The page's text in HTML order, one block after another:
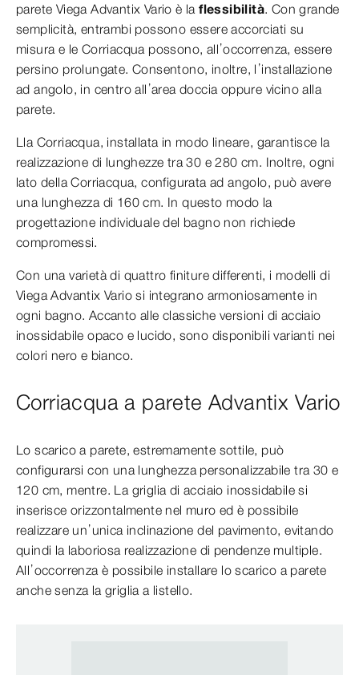
parete Viega Advantix Vario è laflessibilità. Con grande
semplicità, entrambi possono essere accorciati su
misura e le Corriacqua possono, all’occorrenza, essere
persino prolungate. Consentono, inoltre, l’installazione
ad angolo, in centro all’area doccia oppure vicino alla
parete.
Lla Corriacqua, installata in modo lineare, garantisce la
realizzazione di lunghezze tra 30 e 280 cm. Inoltre, ogni
lato della Corriacqua, configurata ad angolo, può avere
una lunghezza di 160 cm. In questo modo la
progettazione individuale del bagno non richiede
compromessi.
Con una varietà di quattro finiture differenti, i modelli di
Viega Advantix Vario si integrano armoniosamente in
ogni bagno. Accanto alle classiche versioni di acciaio
inossidabile opaco e lucido, sono disponibili varianti nei
colori nero e bianco.
Corriacqua a parete Advantix Vario
Lo scarico a parete, estremamente sottile, può
configurarsi con una lunghezza personalizzabile tra 30 e
120 cm, mentre. La griglia di acciaio inossidabile si
inserisce orizzontalmente nel muro ed è possibile
realizzare un’unica inclinazione del pavimento, evitando
quindi la laboriosa realizzazione di pendenze multiple.
All’occorrenza è possibile installare lo scarico a parete
anche senza la griglia a listello.